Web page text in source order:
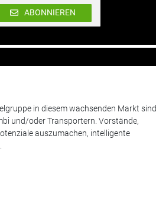
ABONNIEREN
in diesem wachsenden Markt sind
und/oder Transportern. Vorstände,
auszumachen, intelligente